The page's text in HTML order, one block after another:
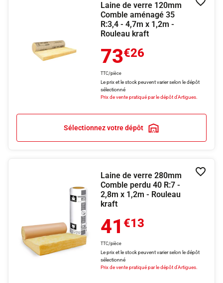
Laine de verre 120mm
Comble aménagé 35
R:3,4 - 4,7m x 1,2m -
Rouleau kraft
73€26
TTC/pièce
Le prix et le stock peuvent varier selon le dépôt
sélectionné
Prix de vente pratiqué par le dépôt d'Artigues.
Sélectionnez votre dépôt
Laine de verre 280mm
Comble perdu 40 R:7 -
2,8m x 1,2m - Rouleau
kraft
41 €13
TTC/pièce
Le prix et le stock peuvent varier selon le dépôt
sélectionné
Prix de vente pratiqué par le dépôt d'Artigues.